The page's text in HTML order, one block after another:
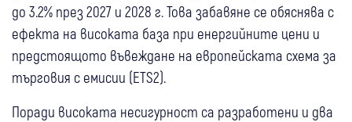
до 3.2% през 2027 и 2028 г. Това забавяне се обяснява с
ефекта на високата база при енергийните цени и
предстоящото въвеждане на европейската схема за
търговия с емисии (ETS2).
Поради високата несигурност са разработени и два